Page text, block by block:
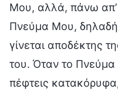
Μου, αλλά, πάνω απ’
Πνεύμα Μου,
γίνεται αποδέκτης
του. Όταν το Πνεύμα
πέφτεις